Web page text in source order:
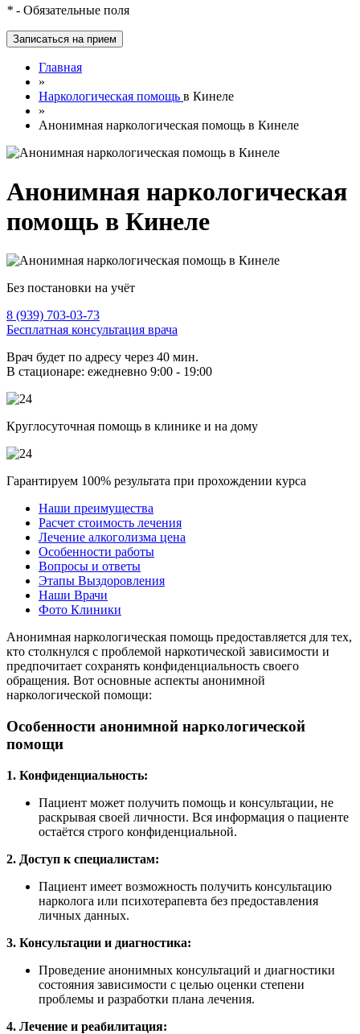
* - Обязательные поля
Главная
»
Наркологическая помощь в Кинеле
»
Анонимная наркологическая помощь в Кинеле
Анонимная наркологическая
помощь в Кинеле
Без постановки на учёт
8 (939) 703-03-73
Бесплатная консультация врача
Врач будет по адресу через 40 мин.
В стационаре: ежедневно 9:00 - 19:00
Круглосуточная помощь в клинике и на дому
Гарантируем 100% результата при прохождении курса
Наши преимущества
Расчет стоимость лечения
Лечение алкоголизма цена
Особенности работы
Вопросы и ответы
Этапы Выздоровления
Наши Врачи
Фото Клиники
Анонимная наркологическая помощь предоставляется для тех,
кто столкнулся с проблемой наркотической зависимости и
предпочитает сохранять конфиденциальность своего
обращения. Вот основные аспекты анонимной
наркологической помощи:
Особенности анонимной наркологической
помощи
1. Конфиденциальность:
Пациент может получить помощь и консультации, не
раскрывая своей личности. Вся информация о пациенте
остаётся строго конфиденциальной.
2. Доступ к специалистам:
Пациент имеет возможность получить консультацию
нарколога или психотерапевта без предоставления
личных данных.
3. Консультации и диагностика:
Проведение анонимных консультаций и диагностики
состояния зависимости с целью оценки степени
проблемы и разработки плана лечения.
4. Лечение и реабилитация: